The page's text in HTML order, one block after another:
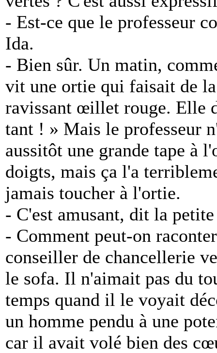
- Est-ce que le professeur
Ida.
- Bien sûr. Un matin,
vit une ortie qui faisait de
ravissant œillet rouge. Elle
tant ! » Mais le professeur
aussitôt une grande tape à
doigts, mais ça l'a
jamais toucher à l'ortie.
- C'est amusant, dit la
- Comment peut-on
conseiller de chancellerie
le sofa. Il n'aimait pas du
temps quand il le voyait
un homme pendu à une
car il avait volé bien des